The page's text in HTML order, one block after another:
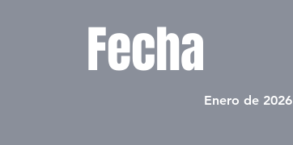
Fecha
Enero de 2026